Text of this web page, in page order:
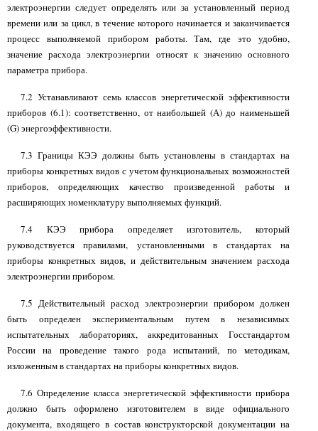
электроэнергии следует определять или за установленный период
времени или за цикл, в течение которого начинается и заканчивается
процесс выполняемой прибором работы. Там, где это удобно,
значение расхода электроэнергии относят к значению основного
параметра прибора.
7.2 Устанавливают семь классов энергетической эффективности
приборов (6.1): соответственно, от наибольшей (А) до наименьшей
(G)энергоэффективности.
7.3 Границы КЭЭ должны быть установлены в стандартах на
приборы конкретных видов с учетом функциональных возможностей
приборов, определяющих качество произведенной работы и
расширяющих номенклатуру выполняемых функций.
7.4 КЭЭ прибора определяет изготовитель, который
руководствуется правилами, установленными в стандартах на
приборы конкретных видов, и действительным значением расхода
электроэнергии прибором.
7.5 Действительный расход электроэнергии прибором должен
быть определен экспериментальным путем в независимых
испытательных лабораториях, аккредитованных Госстандартом
России на проведение такого рода испытаний, по методикам,
изложенным в стандартах на приборы конкретных видов.
7.6 Определение класса энергетической эффективности прибора
должно быть оформлено изготовителем в виде официального
документа, входящего в состав конструкторской документации на